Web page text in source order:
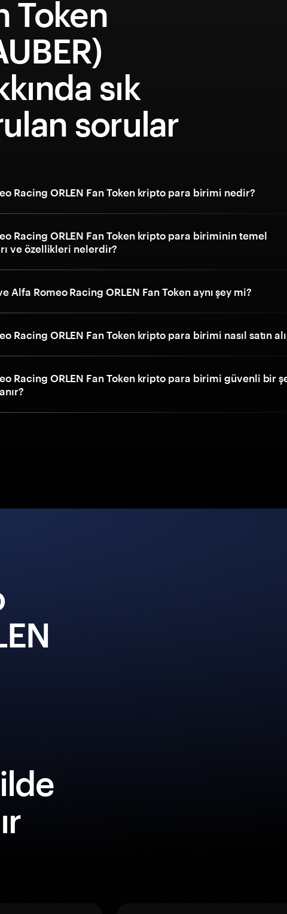
Token
sık
sorular
Racing ORLEN Fan Token kripto para birimi nedir?
Racing ORLEN Fan Token kripto para biriminin temel
ve özellikleri nelerdir?
Alfa Romeo Racing ORLEN Fan Token aynı şey mi?
Racing ORLEN Fan Token kripto para birimi nasıl satın
Racing ORLEN Fan Token kripto para birimi güvenli bir